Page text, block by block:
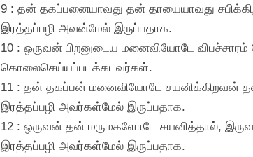
9 : தன் தகப்பனையாவது தன் தாயையாவது
இரத்தப்பழி அவன்மேல் இருப்பதாக.
10 : ஒருவன் பிறனுடைய மனைவியோடே விபச்சாரம்
கொலைசெய்யப்படக்கடவர்கள்.
11 : தன் தகப்பன் மனைவியோடே சயனிக்கிறவன்
இரத்தப்பழி அவர்கள்மேல் இருப்பதாக.
12 : ஒருவன் தன் மருமகளோடே சயனித்தால்,
இரத்தப்பழி அவர்கள்மேல் இருப்பதாக.